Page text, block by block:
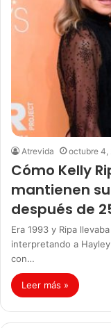
Atrevida octubre 4,
Cómo Kelly
mantienen
después de
Era 1993 y Ripa
interpretando a
con…
Leer más »